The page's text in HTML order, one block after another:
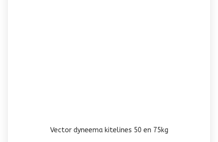
Vector dyneema kitelines 50 en 75kg